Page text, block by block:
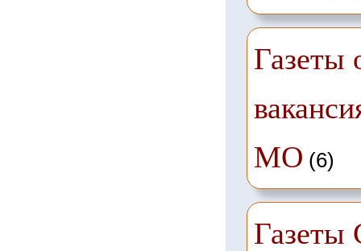
Газеты
МО (6)
Газеты